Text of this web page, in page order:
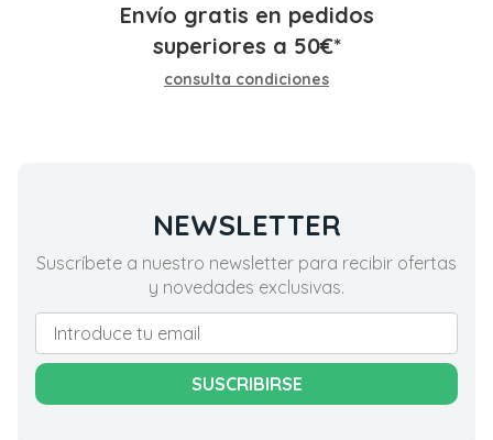
Envío gratis en pedidos
superiores a 50€*
consulta condiciones
NEWSLETTER
Suscríbete a nuestro newsletter para recibir ofertas
y novedades exclusivas.
SUSCRIBIRSE